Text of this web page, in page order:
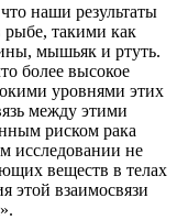
наши результаты
рыбе, такими как
мышьяк и ртуть.
более высокое
уровнями этих
между этими
риском рака
исследовании не
веществ в телах
этой взаимосвязи